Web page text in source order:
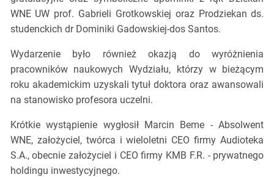
WNE UW prof. Gabrieli Grotkowskiej oraz Prodziekan ds.
studenckich dr Dominiki Gadowskiej-dos Santos.
Wydarzenie było również okazją do wyróżnienia
pracowników naukowych Wydziału, którzy w bieżącym
roku akademickim uzyskali tytuł doktora oraz awansowali
na stanowisko profesora uczelni.
Krótkie wystąpienie wygłosił Marcin Beme - Absolwent
WNE, założyciel, twórca i wieloletni CEO firmy Audioteka
S.A., obecnie założyciel i CEO firmy KMB F.R. - prywatnego
holdingu inwestycyjnego.